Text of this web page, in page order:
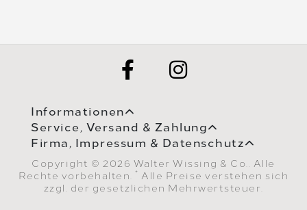
Informationen
Service, Versand & Zahlung
Firma, Impressum & Datenschutz
Copyright © 2026 Walter Wissing & Co.. Alle
Rechte vorbehalten.
* Alle Preise verstehen sich
zzgl. der gesetzlichen Mehrwertsteuer.